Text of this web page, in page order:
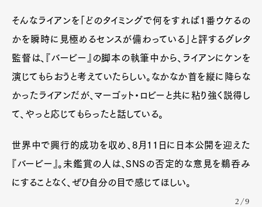
そんなライアンを「どのタイミングで何をすれば1番ウケるの
かを瞬時に見極めるセンスが備わっている」と評するグレタ
監督は、『バービー』の脚本の執筆中から、ライアンにケンを
演じてもらおうと考えていたらしい。なかなか首を縦に降らな
かったライアンだが、マーゴット・ロビーと共に粘り強く説得し
て、やっと応じてもらったと話している。
世界中で興行的成功を収め、8月11日に日本公開を迎えた
『バービー』。未鑑賞の人は、SNSの否定的な意見を鵜呑み
にすることなく、ぜひ自分の目で感じてほしい。
2/9